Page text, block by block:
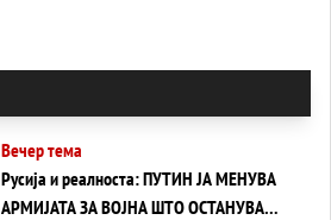
Вечер тема
Русија и реалноста: ПУТИН ЈА МЕНУВА
АРМИЈАТА ЗА ВОЈНА ШТО ОСТАНУВА